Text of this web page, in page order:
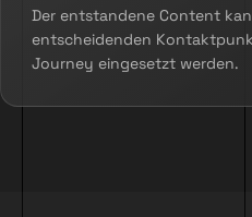
Der entstandene Content
entscheidenden
Journey eingesetzt werden.